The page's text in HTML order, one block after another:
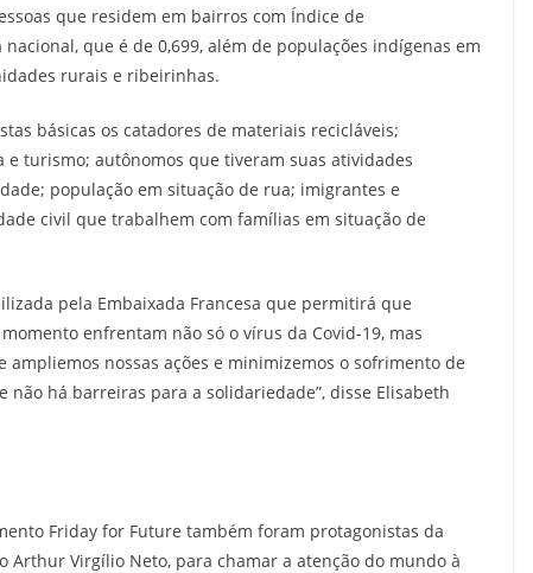
que residem em bairros com Índice de
que é de 0,699, além de populações indígenas em
rurais e ribeirinhas.
básicas os catadores de materiais recicláveis;
turismo; autônomos que tiveram suas atividades
população em situação de rua; imigrantes e
civil que trabalhem com famílias em situação de
pela Embaixada Francesa que permitirá que
enfrentam não só o vírus da Covid-19, mas
nossas ações e minimizemos o sofrimento de
não há barreiras para a solidariedade”, disse Elisabeth
Friday for Future também foram protagonistas da
Arthur Virgílio Neto, para chamar a atenção do mundo à